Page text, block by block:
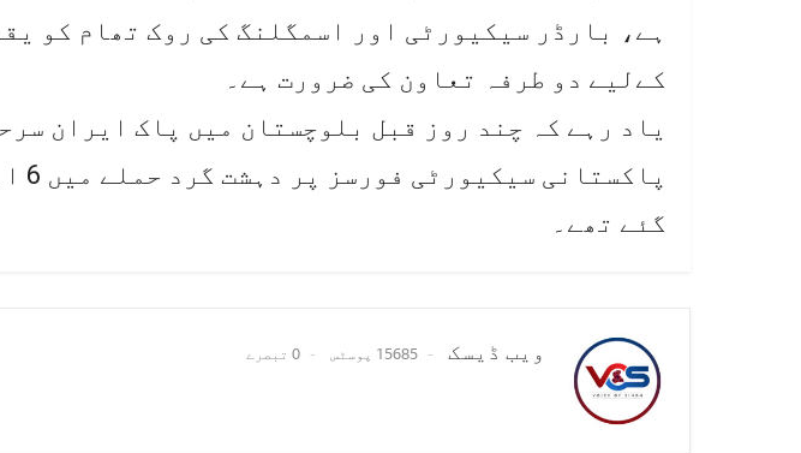
ہے، بارڈر سیکیورٹی اور اسمگلنگ کی روک تھام کو
کےلیے دو طرفہ تعاون کی ضرورت ہے۔
یاد رہے کہ چند روز قبل بلوچستان میں پاک ایران
گئے تھے۔
ویب ڈیسک 15685 پوسٹس 0 تبصرے